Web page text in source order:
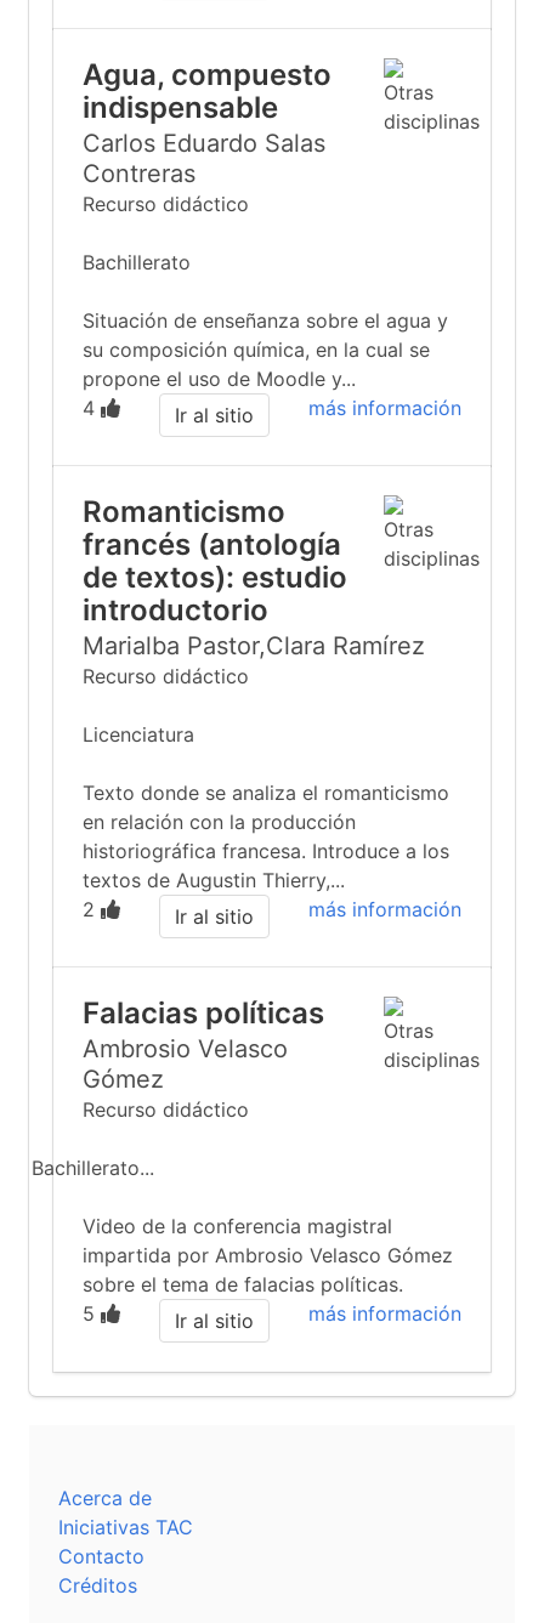
Agua, compuesto
indispensable
Carlos Eduardo Salas
Contreras
Recurso didáctico
Bachillerato
Situación de enseñanza sobre el agua y
su composición química, en la cual se
propone el uso de Moodle y...
4
más información
Ir al sitio
Romanticismo
francés (antología
de textos): estudio
introductorio
Marialba Pastor,Clara Ramírez
Recurso didáctico
Licenciatura
Texto donde se analiza el romanticismo
en relación con la producción
historiográfica francesa. Introduce a los
textos de Augustin Thierry,...
2
más información
Ir al sitio
Falacias políticas
Ambrosio Velasco
Gómez
Recurso didáctico
Bachillerato...
Video de la conferencia magistral
impartida por Ambrosio Velasco Gómez
sobre el tema de falacias políticas.
5
más información
Ir al sitio
Acerca de
Iniciativas TAC
Contacto
Créditos